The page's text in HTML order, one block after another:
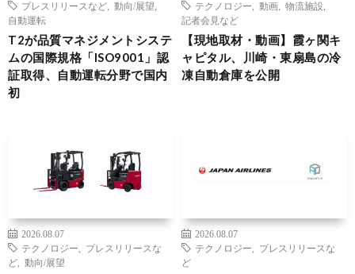
プレスリリースなど
動向/展望
自動運転
T2が品質マネジメントシステ
ムの国際規格「ISO9001」認
証取得、自動運転分野で国内
初
テクノロジー
動画 物流施設
記者会見など
【現地取材・動画】霞ヶ関キ
ャピタル、川崎・東扇島の冷
凍自動倉庫を公開
2026.08.07
テクノロジー
プレスリリースな
ど
動向/展望
2026.08.07
テクノロジー
プレスリリースな
ど